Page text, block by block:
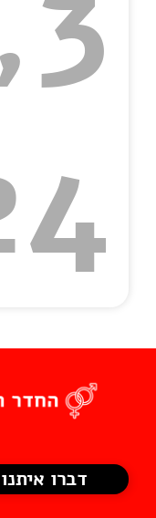
דברו איתנו